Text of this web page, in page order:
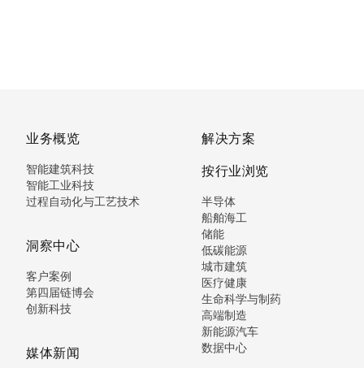
业务概览
智能建筑科技
智能工业科技
过程自动化与工艺技术
洞察中心
客户案例
第四届链博会
创新科技
媒体新闻
解决方案
按行业浏览
半导体
船舶海工
储能
低碳能源
城市建筑
医疗健康
生命科学与制药
高端制造
新能源汽车
数据中心